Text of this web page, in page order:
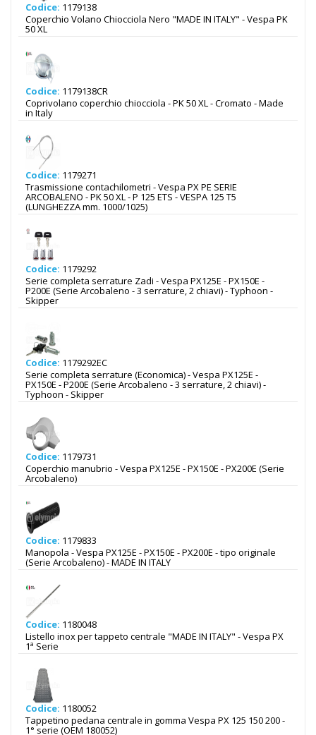
Codice: 1179138
Coperchio Volano Chiocciola Nero "MADE IN ITALY" - Vespa PK
50 XL
Codice: 1179138CR
Coprivolano coperchio chiocciola - PK 50 XL - Cromato - Made
in Italy
Codice: 1179271
Trasmissione contachilometri - Vespa PX PE SERIE
ARCOBALENO - PK 50 XL - P 125 ETS - VESPA 125 T5
(LUNGHEZZA mm. 1000/1025)
Codice: 1179292
Serie completa serrature Zadi - Vespa PX125E - PX150E -
P200E (Serie Arcobaleno - 3 serrature, 2 chiavi) - Typhoon -
Skipper
Codice: 1179292EC
Serie completa serrature (Economica) - Vespa PX125E -
PX150E - P200E (Serie Arcobaleno - 3 serrature, 2 chiavi) -
Typhoon - Skipper
Codice: 1179731
Coperchio manubrio - Vespa PX125E - PX150E - PX200E (Serie
Arcobaleno)
Codice: 1179833
Manopola - Vespa PX125E - PX150E - PX200E - tipo originale
(Serie Arcobaleno) - MADE IN ITALY
Codice: 1180048
Listello inox per tappeto centrale "MADE IN ITALY" - Vespa PX
1ª Serie
Codice: 1180052
Tappetino pedana centrale in gomma Vespa PX 125 150 200 -
1° serie (OEM 180052)